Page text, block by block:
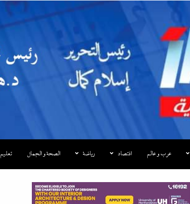
عرب و عالم اقتصاد رياضة الصحة و الجمال تعليم